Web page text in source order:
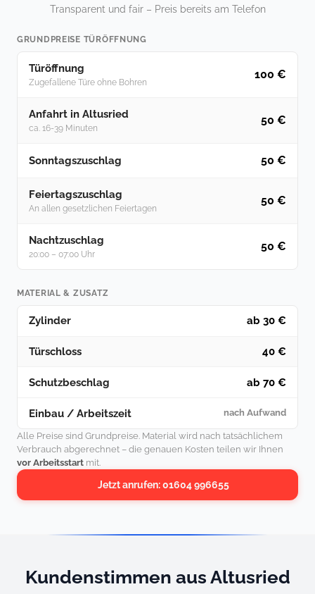
Transparent und fair – Preis bereits am Telefon
GRUNDPREISE TÜRÖFFNUNG
Türöffnung
Zugefallene Türe ohne Bohren
100 €
Anfahrt in Altusried
ca. 16-39 Minuten
50 €
Sonntagszuschlag 50 €
Feiertagszuschlag
An allen gesetzlichen Feiertagen
50 €
Nachtzuschlag
20:00 – 07:00 Uhr
50 €
MATERIAL & ZUSATZ
Zylinder ab 30 €
Türschloss 40 €
Schutzbeschlag ab 70 €
Einbau / Arbeitszeit nach Aufwand
Alle Preise sind Grundpreise. Material wird nach tatsächlichem
Verbrauch abgerechnet – die genauen Kosten teilen wir Ihnen
vor Arbeitsstart mit.
Jetzt anrufen: 01604 996655
Kundenstimmen aus Altusried